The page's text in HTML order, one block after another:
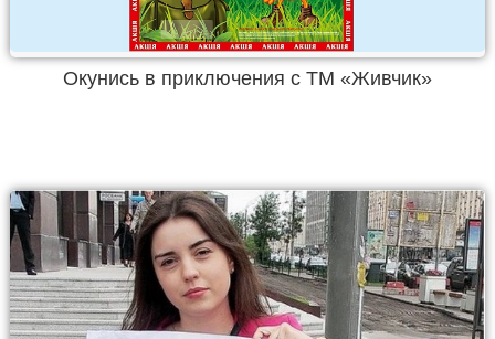
Окунись в приключения с ТМ «Живчик»